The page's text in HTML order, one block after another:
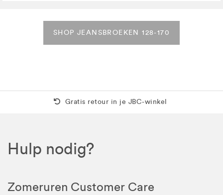
SHOP JEANSBROEKEN 128-170
Gratis retour
30 dagen bedenktijd
Hulp nodig?
Zomeruren Customer Care